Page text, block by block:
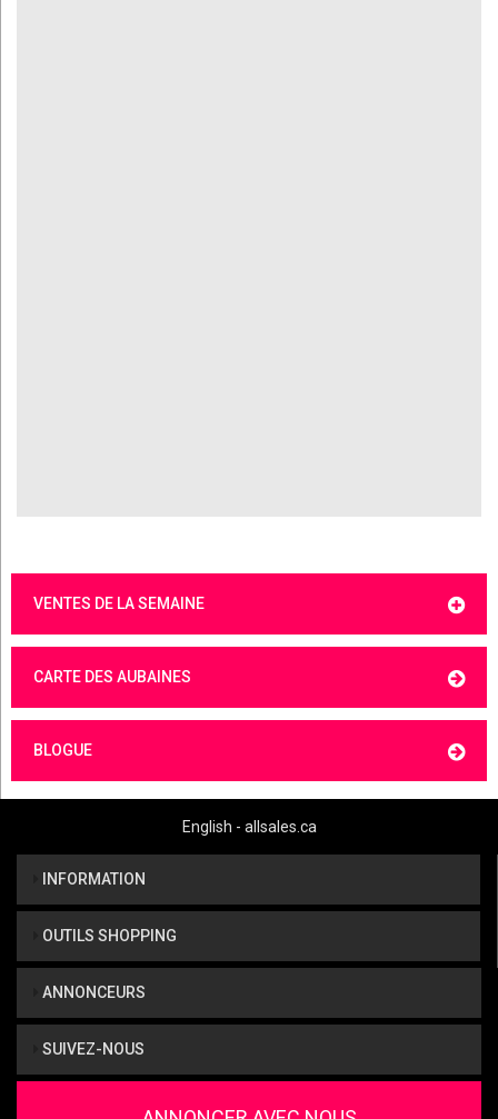
VENTES DE LA SEMAINE
CARTE DES AUBAINES
BLOGUE
English - allsales.ca
INFORMATION
OUTILS SHOPPING
ANNONCEURS
SUIVEZ-NOUS